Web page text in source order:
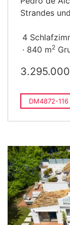
Strandes
4
840 m2
DM4872-116